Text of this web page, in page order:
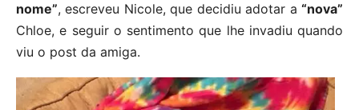
nome”, escreveu Nicole, que decidiu adotar a “nova”
Chloe, e seguir o sentimento que lhe invadiu quando
viu o post da amiga.